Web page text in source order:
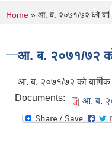
1 2
You are here
Home » आ. ब. २०७१/७२ को
आ. ब. २०७१/७२ को
आ. ब. २०७१/७२ को बार्षिक
Documents:
आ. ब.